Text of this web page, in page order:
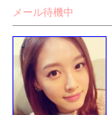
メール待機中